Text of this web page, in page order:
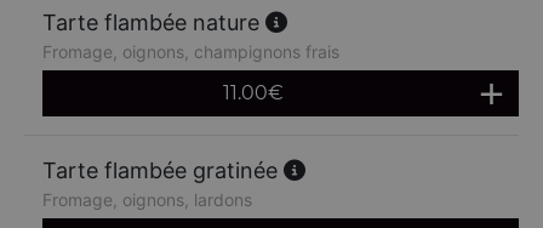
Tarte flambée nature
Fromage, oignons, champignons frais
11.00€
Tarte flambée gratinée
Fromage, oignons, lardons